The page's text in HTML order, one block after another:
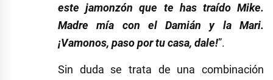
este jamonzón que te has traído Mike.
Madre mía con el Damián y la Mari.
¡Vamonos, paso por tu casa, dale!”.
Sin duda se trata de una combinación